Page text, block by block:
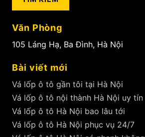
Văn Phòng
105 Láng Hạ, Ba Đình, Hà Nội
Bài viết mới
Vá lốp ô tô gần tôi tại Hà Nội
Vá lốp ô tô nội thành Hà Nội uy tín
Vá lốp ô tô Hà Nội bao lâu tới
Vá lốp ô tô Hà Nội phục vụ 24/7